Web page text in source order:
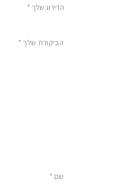
הדירוג שלך *